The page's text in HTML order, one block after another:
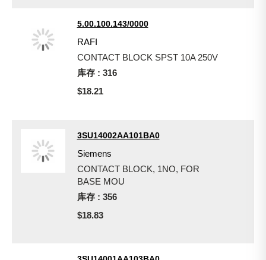
5.00.100.143/0000
RAFI
CONTACT BLOCK SPST 10A 250V
库存 : 316
$18.21
3SU14002AA101BA0
Siemens
CONTACT BLOCK, 1NO, FOR
BASE MOU
库存 : 356
$18.83